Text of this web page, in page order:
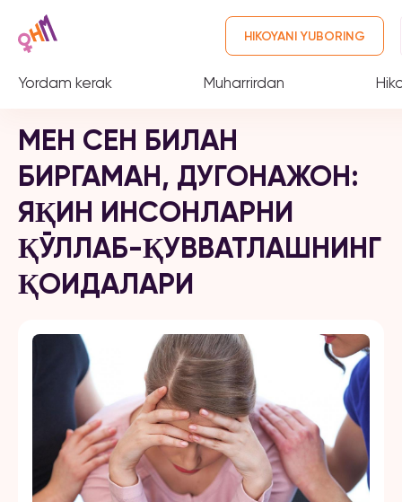
Yordam kerak Muharrirdan
HIKOYANI YUBORING
МЕН СЕН БИЛАН
БИРГАМАН, ДУГОНАЖОН:
ЯҚИН ИНСОНЛАРНИ
ҚЎЛЛАБ-ҚУВВАТЛАШНИНГ
ҚОИДАЛАРИ